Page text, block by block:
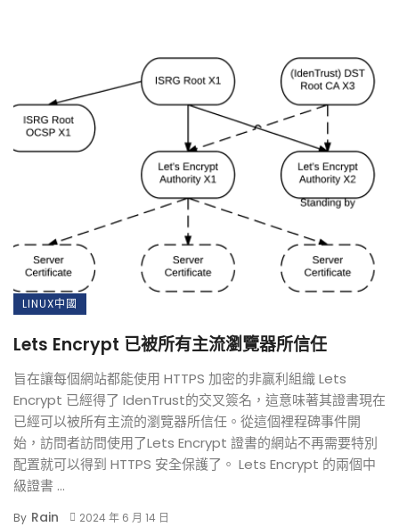
LINUX中國
Lets Encrypt 已被所有主流瀏覽器所信任
旨在讓每個網站都能使用 HTTPS 加密的非贏利組織 Lets
Encrypt 已經得了 IdenTrust的交叉簽名，這意味著其證書現在
已經可以被所有主流的瀏覽器所信任。從這個裡程碑事件開
始，訪問者訪問使用了Lets Encrypt 證書的網站不再需要特別
配置就可以得到 HTTPS 安全保護了。 Lets Encrypt 的兩個中
級證書 ...
By Rain 2024 年 6 月 14 日